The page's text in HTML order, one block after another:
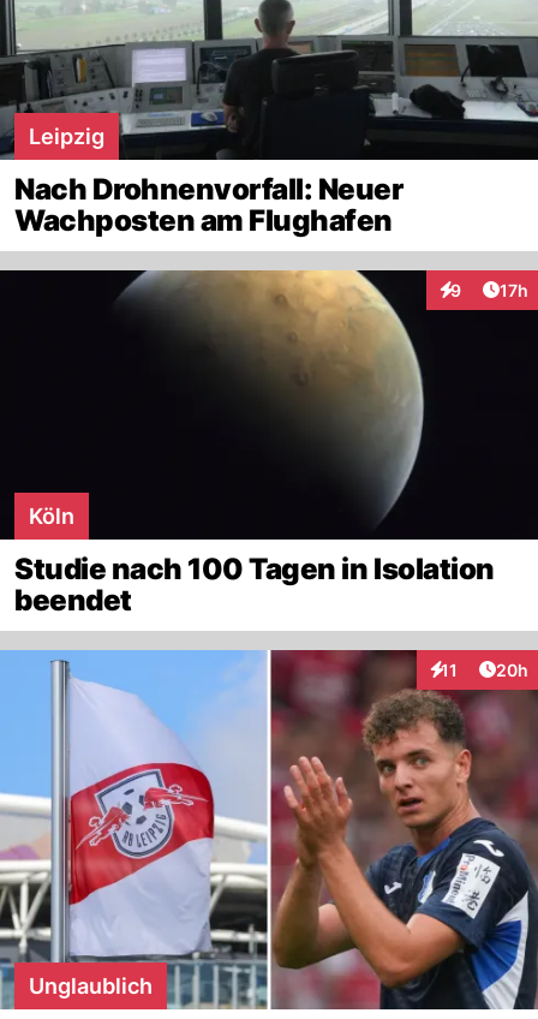
Leipzig
Nach Drohnenvorfall: Neuer
Wachposten am Flughafen
9 17h
Köln
Studie nach 100 Tagen in Isolation
beendet
11
Interaktionen
20h
Unglaublich